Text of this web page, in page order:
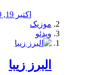
اکتبر 19, 2019
موزیک
ویدئو
البرز زیبا